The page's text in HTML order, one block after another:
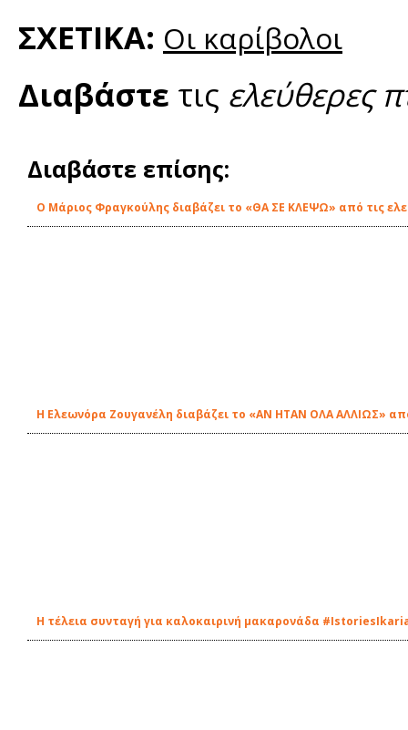
ΣΧΕΤΙΚΑ: Οι καρίβολοι
Διαβάστε τις ελεύθερες
Διαβάστε επίσης:
O Μάριος Φραγκούλης διαβάζει το «ΘΑ ΣΕ ΚΛΕΨΩ» από τις
Η Ελεωνόρα Ζουγανέλη διαβάζει το «ΑΝ ΗΤΑΝ ΟΛΑ ΑΛΛΙΩΣ»
Η τέλεια συνταγή για καλοκαιρινή μακαρονάδα